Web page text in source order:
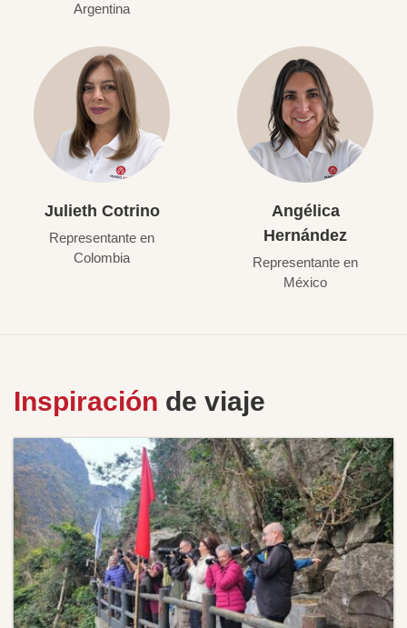
Argentina
Julieth Cotrino
Representante en
Colombia
Angélica
Hernández
Representante en
México
Inspiración de viaje